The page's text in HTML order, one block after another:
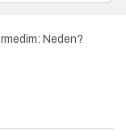
Neden?